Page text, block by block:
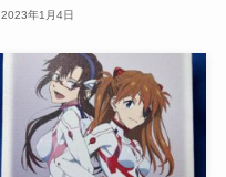
2023年1月4日